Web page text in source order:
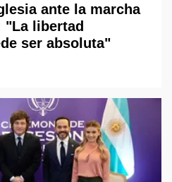
ante la marcha
"La libertad
ser absoluta"